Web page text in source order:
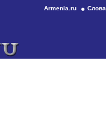
Armenia.ru